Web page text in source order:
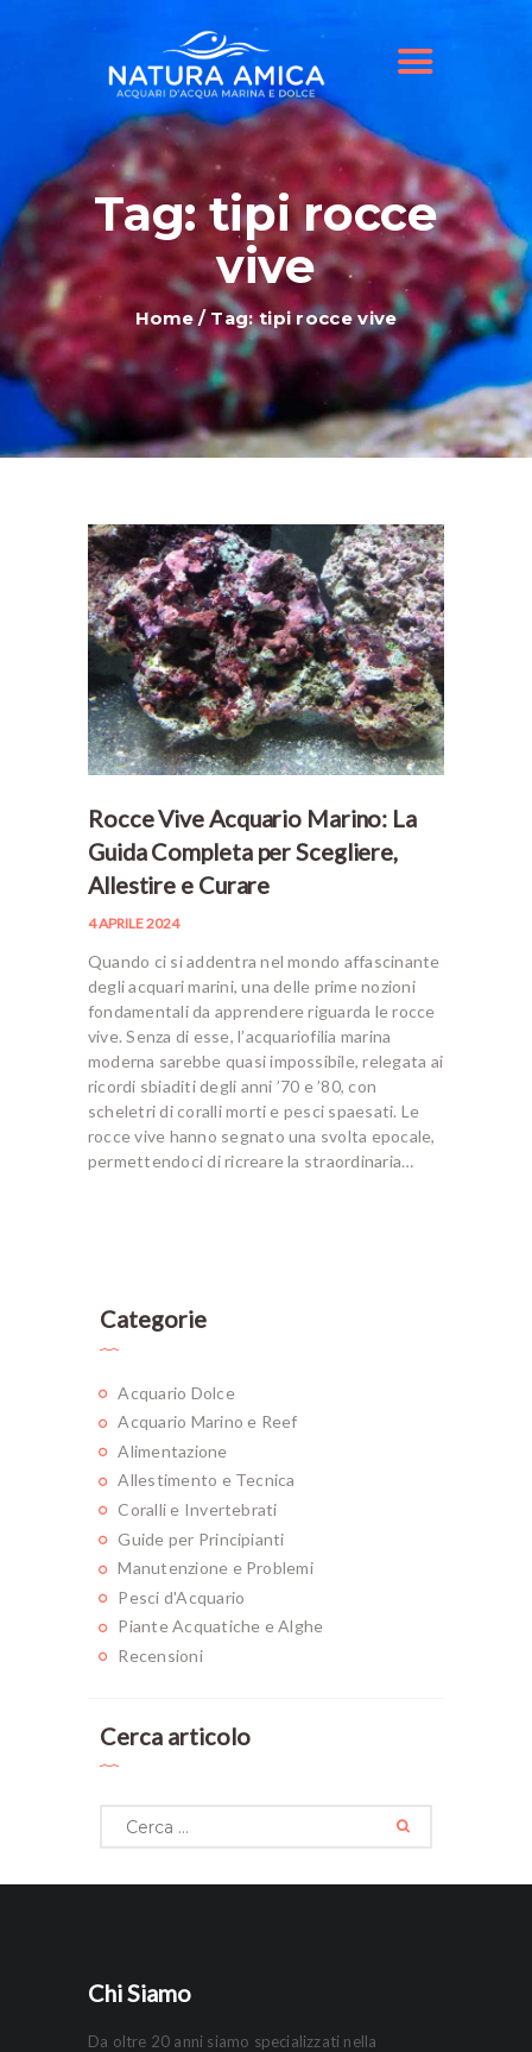
Tag: tipi rocce
vive
Home Tag: tipi rocce vive
IL NOSTRO NEGOZIO
OFFERTE ACQUARI
SHOP ONLINE
BLOG
Rocce Vive Acquario Marino: La
Guida Completa per Scegliere,
Allestire e Curare
4 APRILE 2024
Quando ci si addentra nel mondo affascinante
degli acquari marini, una delle prime nozioni
fondamentali da apprendere riguarda le rocce
vive. Senza di esse, l’acquariofilia marina
moderna sarebbe quasi impossibile, relegata ai
ricordi sbiaditi degli anni ’70 e ’80, con
scheletri di coralli morti e pesci spaesati. Le
rocce vive hanno segnato una svolta epocale,
permettendoci di ricreare la straordinaria…
Categorie
Acquario Dolce
Acquario Marino e Reef
Alimentazione
Allestimento e Tecnica
Coralli e Invertebrati
Guide per Principianti
Manutenzione e Problemi
Pesci d'Acquario
Piante Acquatiche e Alghe
Recensioni
Cerca articolo
Ricerca
per:
Chi Siamo
Da oltre 20 anni siamo specializzati nella